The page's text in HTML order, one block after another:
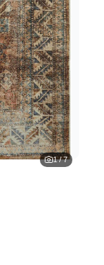
1/7